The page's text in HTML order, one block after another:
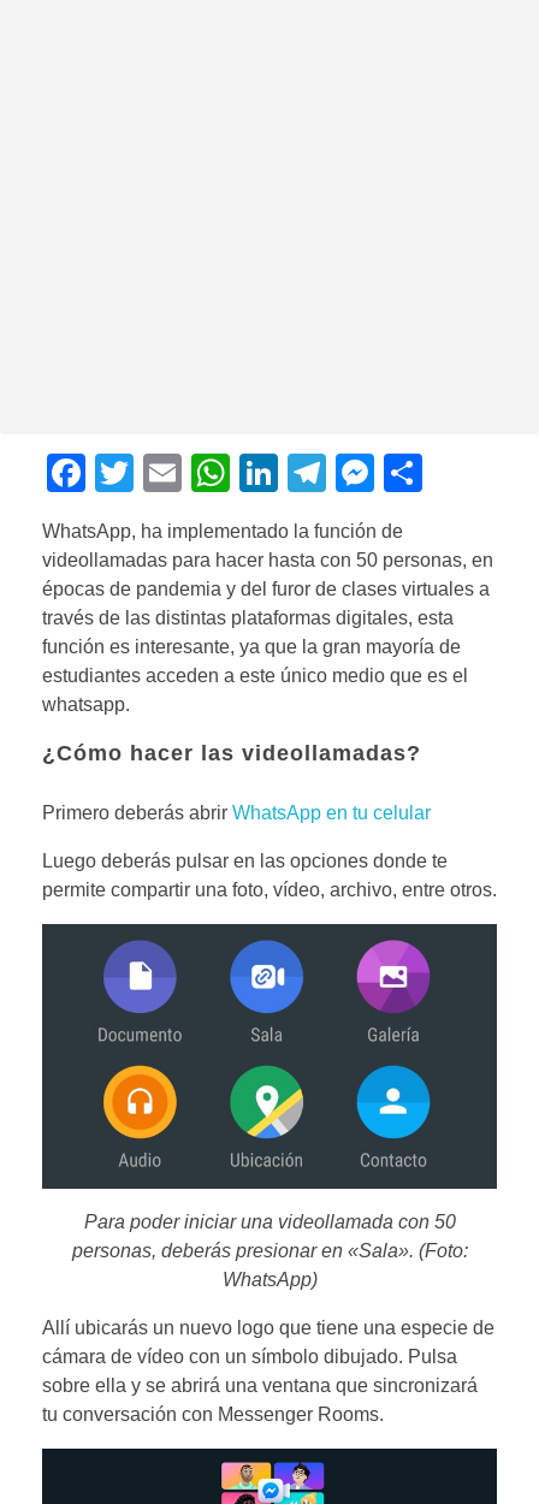
F
c
e
b
o
o
k
T
tt
er
E
ail
W
at
s
A
p
Li
k
e
dI
n
T
e
gr
a
m
M
ss
e
n
g
m
p
ar
tir
WhatsApp, ha implementado la función de
videollamadas para hacer hasta con 50 personas, en
épocas de pandemia y del furor de clases virtuales a
través de las distintas plataformas digitales, esta
función es interesante, ya que la gran mayoría de
estudiantes acceden a este único medio que es el
whatsapp.
¿Cómo hacer las videollamadas?
Primero deberás abrir WhatsApp en tu celular
Luego deberás pulsar en las opciones donde te
permite compartir una foto, vídeo, archivo, entre otros.
Para poder iniciar una videollamada con 50
personas, deberás presionar en «Sala». (Foto:
WhatsApp)
Allí ubicarás un nuevo logo que tiene una especie de
cámara de vídeo con un símbolo dibujado. Pulsa
sobre ella y se abrirá una ventana que sincronizará
tu conversación con Messenger Rooms.